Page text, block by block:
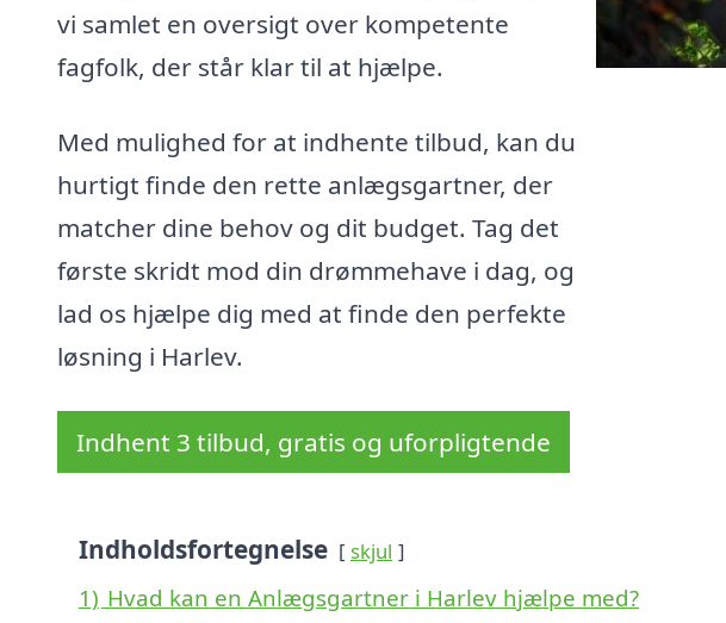
vi samlet en oversigt over kompetente
fagfolk, der står klar til at hjælpe.
Med mulighed for at indhente tilbud, kan du
hurtigt finde den rette anlægsgartner, der
matcher dine behov og dit budget. Tag det
første skridt mod din drømmehave i dag, og
lad os hjælpe dig med at finde den perfekte
løsning i Harlev.
Indhent 3 tilbud, gratis og uforpligtende
Indholdsfortegnelse skjul
1) Hvad kan en Anlægsgartner i Harlev hjælpe med?